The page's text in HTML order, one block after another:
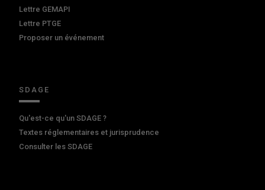
Lettre GEMAPI
Lettre PTGE
Proposer un événement
SDAGE
Qu'est-ce qu'un SDAGE ?
Textes réglementaires et jurisprudence
Consulter les SDAGE